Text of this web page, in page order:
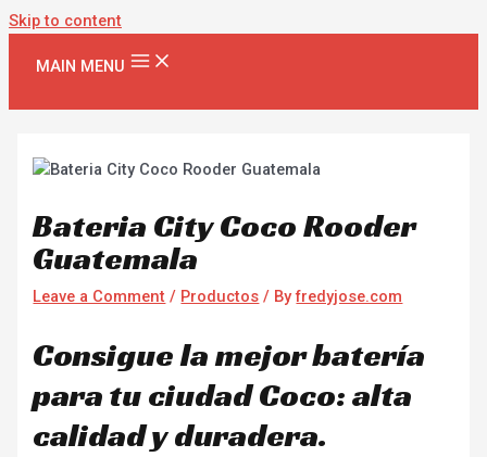
Skip to content
MAIN MENU
Bateria City Coco Rooder
Guatemala
Leave a Comment / Productos / Byfredyjose.com
Consigue la mejor batería
para tu ciudad Coco: alta
calidad y duradera.